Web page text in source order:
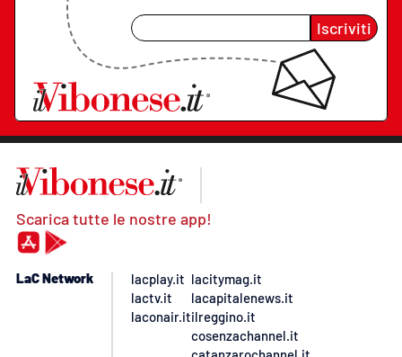
Iscriviti
Scarica tutte le nostre app!
LaC Network
lacplay.it
lactv.it
laconair.it
lacitymag.it
lacapitalenews.it
ilreggino.it
cosenzachannel.it